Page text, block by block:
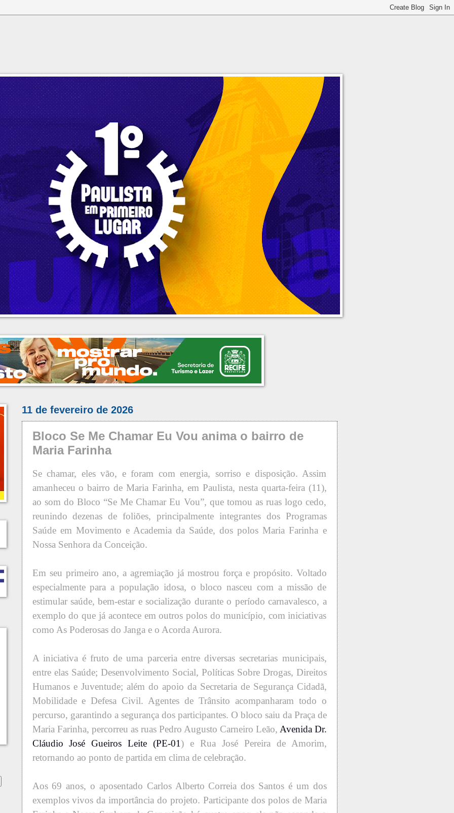
11 de fevereiro de 2026
Bloco Se Me Chamar Eu Vou anima o bairro de
Maria Farinha
Se chamar, eles vão, e foram com energia, sorriso e disposição. Assim
amanheceu o bairro de Maria Farinha, em Paulista, nesta quarta-feira (11),
ao som do Bloco “Se Me Chamar Eu Vou”, que tomou as ruas logo cedo,
reunindo dezenas de foliões, principalmente integrantes dos Programas
Saúde em Movimento e Academia da Saúde, dos polos Maria Farinha e
Nossa Senhora da Conceição.
Em seu primeiro ano, a agremiação já mostrou força e propósito. Voltado
especialmente para a população idosa, o bloco nasceu com a missão de
estimular saúde, bem-estar e socialização durante o período carnavalesco, a
exemplo do que já acontece em outros polos do município, com iniciativas
como As Poderosas do Janga e o Acorda Aurora.
A iniciativa é fruto de uma parceria entre diversas secretarias municipais,
entre elas Saúde; Desenvolvimento Social, Políticas Sobre Drogas, Direitos
Humanos e Juventude; além do apoio da Secretaria de Segurança Cidadã,
Mobilidade e Defesa Civil. Agentes de Trânsito acompanharam todo o
percurso, garantindo a segurança dos participantes. O bloco saiu da Praça de
Maria Farinha, percorreu as ruas Pedro Augusto Carneiro Leão, Avenida Dr.
Cláudio José Gueiros Leite (PE-01) e Rua José Pereira de Amorim,
retornando ao ponto de partida em clima de celebração.
Aos 69 anos, o aposentado Carlos Alberto Correia dos Santos é um dos
exemplos vivos da importância do projeto. Participante dos polos de Maria